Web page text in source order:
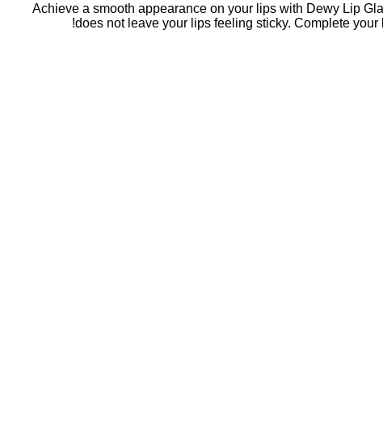
Achieve a smooth appearance on your lips with Dewy Lip
does not leave your lips feeling sticky. Complete